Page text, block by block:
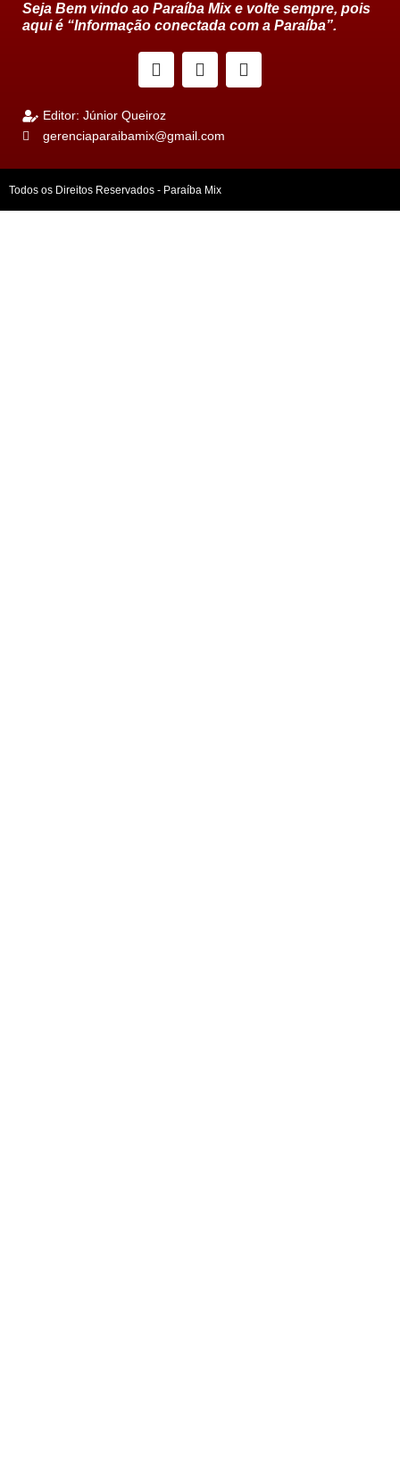
Seja Bem vindo ao Paraíba Mix e volte sempre, pois
aqui é “Informação conectada com a Paraíba”.
Editor: Júnior Queiroz
gerenciaparaibamix@gmail.com
Todos os Direitos Reservados - Paraíba Mix